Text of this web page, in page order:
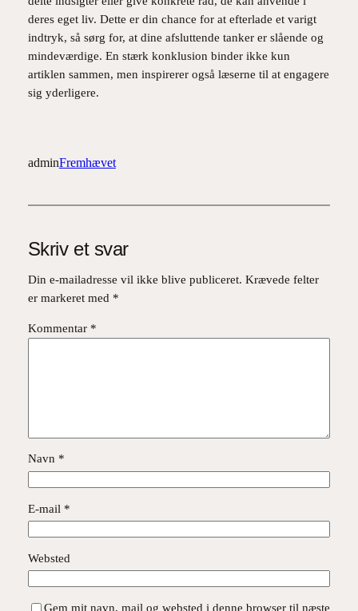
deres eget liv. Dette er din chance for at efterlade et varigt
indtryk, så sørg for, at dine afsluttende tanker er slående og
mindeværdige. En stærk konklusion binder ikke kun
artiklen sammen, men inspirerer også læserne til at engagere
sig yderligere.
adminFremhævet
Skriv et svar
Din e-mailadresse vil ikke blive publiceret. Krævede felter
er markeret med *
Kommentar *
Navn *
E-mail *
Websted
Gem mit navn, mail og websted i denne browser til næste